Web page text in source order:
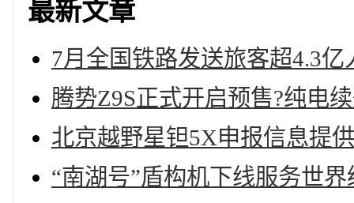
最新文章
7月全国铁路发送旅客超4.3亿
腾势Z9S正式开启预售?纯电
北京越野星钽5X申报信息提
“南湖号”盾构机下线服务世